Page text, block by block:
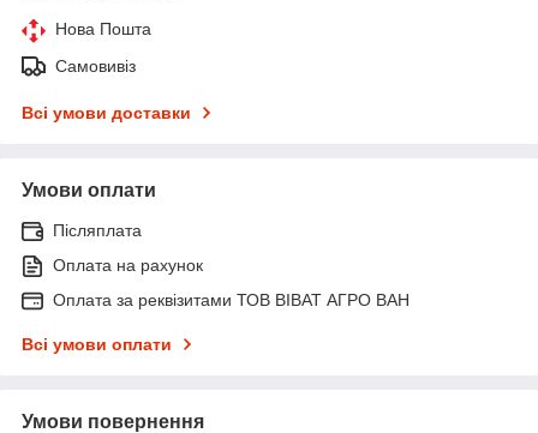
Нова Пошта
Самовивіз
Всі умови доставки
Умови оплати
Післяплата
Оплата на рахунок
Оплата за реквізитами ТОВ ВІВАТ АГРО ВАН
Всі умови оплати
Умови повернення